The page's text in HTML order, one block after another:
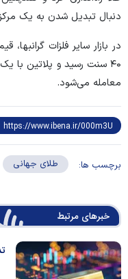
دنبال تبدیل شدن به یک مرکز
معامله می‌شود.
برچسب ها: طلای جهانی
خبرهای مرتبط